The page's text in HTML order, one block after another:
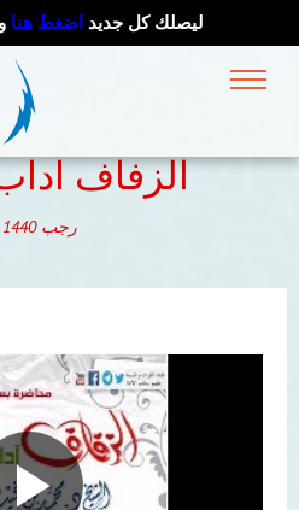
ليصلك كل جديد اضغط هنا
الزفاف
رجب 1440